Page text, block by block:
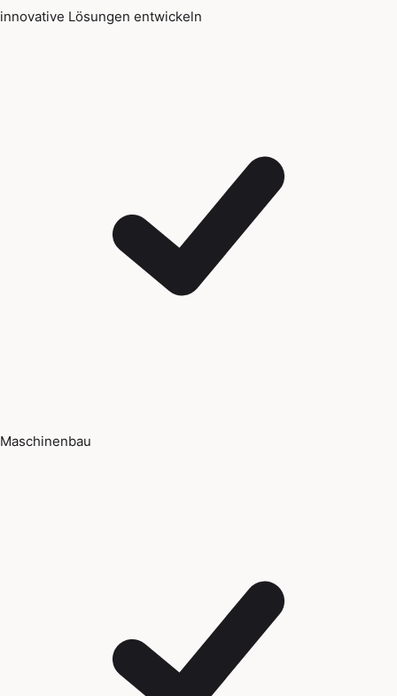
innovative Lösungen entwickeln
Maschinenbau